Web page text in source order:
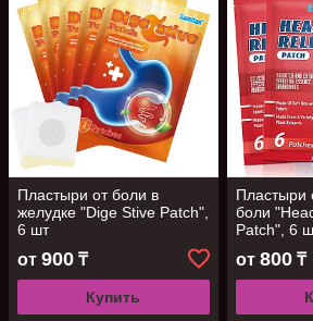
Пластыри от боли в
желудке "Dige Stive Patch",
6 шт
от 900 ₸
Купить
Пластыри
боли
Patch", 6
от 800₸